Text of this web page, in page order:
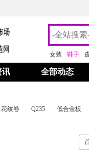
女装 鞋子
讯 全部动态
花纹卷 Q235 低合金板